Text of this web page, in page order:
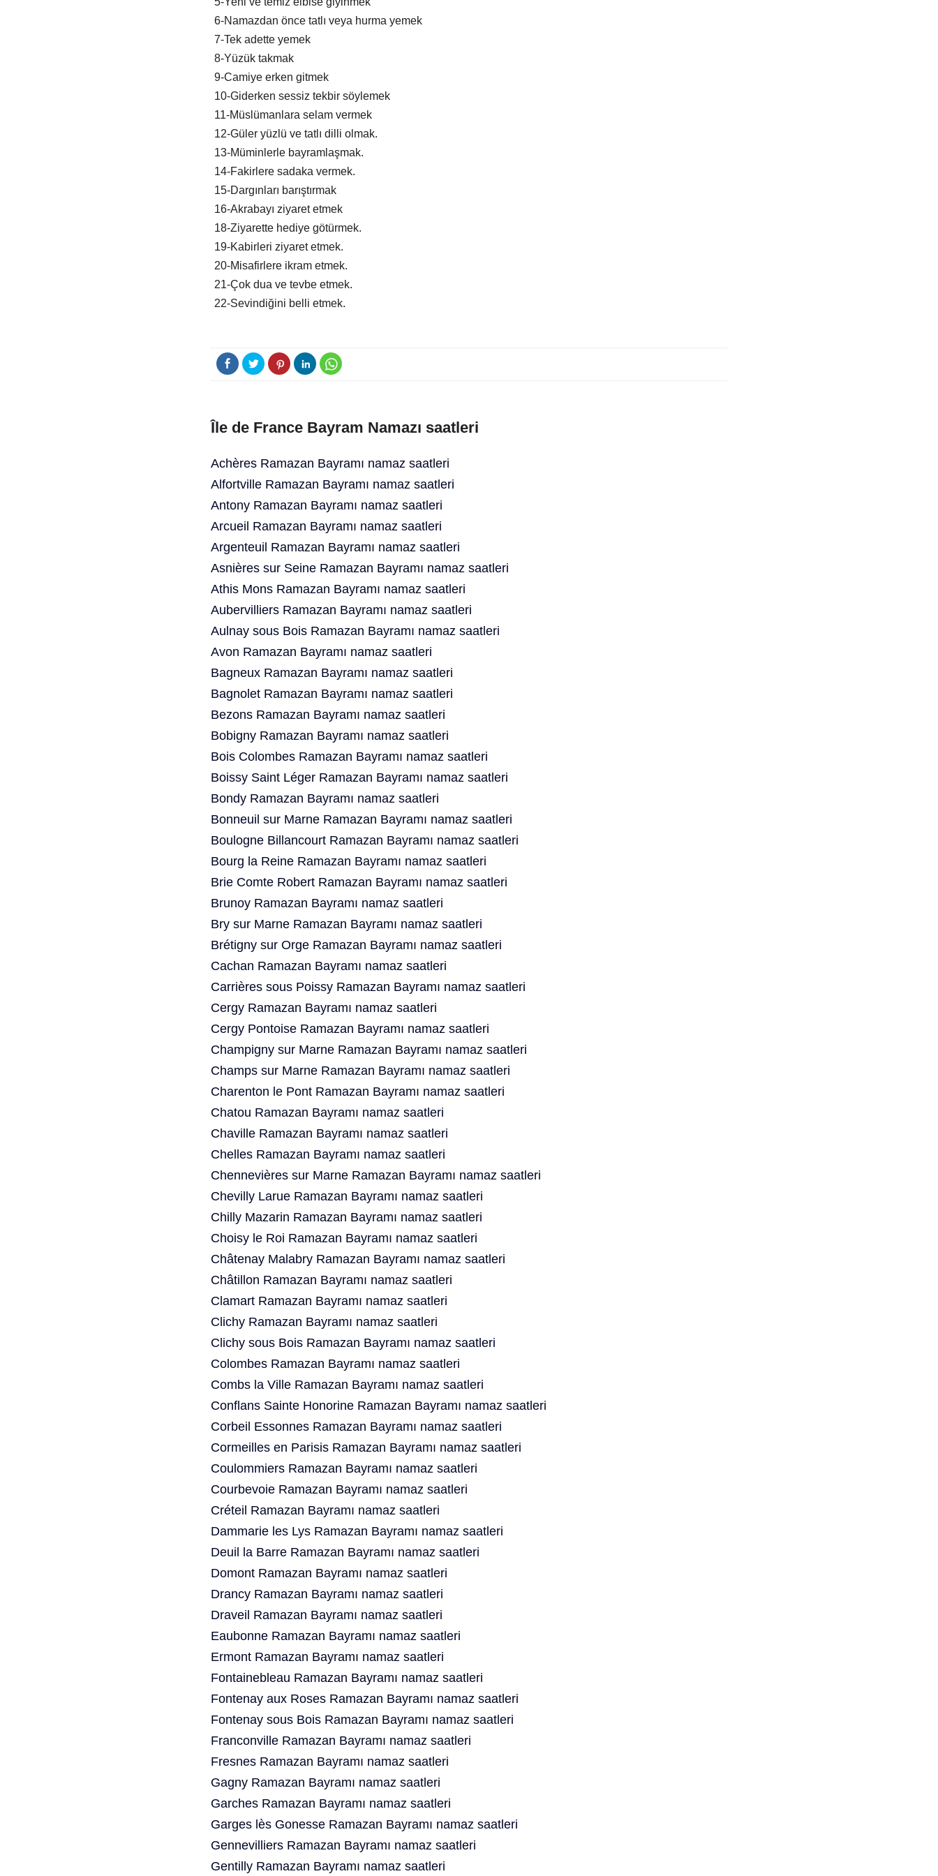
6-Namazdan önce tatlı veya hurma yemek
7-Tek adette yemek
8-Yüzük takmak
9-Camiye erken gitmek
10-Giderken sessiz tekbir söylemek
11-Müslümanlara selam vermek
12-Güler yüzlü ve tatlı dilli olmak.
13-Müminlerle bayramlaşmak.
14-Fakirlere sadaka vermek.
15-Dargınları barıştırmak
16-Akrabayı ziyaret etmek
18-Ziyarette hediye götürmek.
19-Kabirleri ziyaret etmek.
20-Misafirlere ikram etmek.
21-Çok dua ve tevbe etmek.
22-Sevindiğini belli etmek.
Île de France Bayram Namazı saatleri
Achères Ramazan Bayramı namaz saatleri
Alfortville Ramazan Bayramı namaz saatleri
Antony Ramazan Bayramı namaz saatleri
Arcueil Ramazan Bayramı namaz saatleri
Argenteuil Ramazan Bayramı namaz saatleri
Asnières sur Seine Ramazan Bayramı namaz saatleri
Athis Mons Ramazan Bayramı namaz saatleri
Aubervilliers Ramazan Bayramı namaz saatleri
Aulnay sous Bois Ramazan Bayramı namaz saatleri
Avon Ramazan Bayramı namaz saatleri
Bagneux Ramazan Bayramı namaz saatleri
Bagnolet Ramazan Bayramı namaz saatleri
Bezons Ramazan Bayramı namaz saatleri
Bobigny Ramazan Bayramı namaz saatleri
Bois Colombes Ramazan Bayramı namaz saatleri
Boissy Saint Léger Ramazan Bayramı namaz saatleri
Bondy Ramazan Bayramı namaz saatleri
Bonneuil sur Marne Ramazan Bayramı namaz saatleri
Boulogne Billancourt Ramazan Bayramı namaz saatleri
Bourg la Reine Ramazan Bayramı namaz saatleri
Brie Comte Robert Ramazan Bayramı namaz saatleri
Brunoy Ramazan Bayramı namaz saatleri
Bry sur Marne Ramazan Bayramı namaz saatleri
Brétigny sur Orge Ramazan Bayramı namaz saatleri
Cachan Ramazan Bayramı namaz saatleri
Carrières sous Poissy Ramazan Bayramı namaz saatleri
Cergy Ramazan Bayramı namaz saatleri
Cergy Pontoise Ramazan Bayramı namaz saatleri
Champigny sur Marne Ramazan Bayramı namaz saatleri
Champs sur Marne Ramazan Bayramı namaz saatleri
Charenton le Pont Ramazan Bayramı namaz saatleri
Chatou Ramazan Bayramı namaz saatleri
Chaville Ramazan Bayramı namaz saatleri
Chelles Ramazan Bayramı namaz saatleri
Chennevières sur Marne Ramazan Bayramı namaz saatleri
Chevilly Larue Ramazan Bayramı namaz saatleri
Chilly Mazarin Ramazan Bayramı namaz saatleri
Choisy le Roi Ramazan Bayramı namaz saatleri
Châtenay Malabry Ramazan Bayramı namaz saatleri
Châtillon Ramazan Bayramı namaz saatleri
Clamart Ramazan Bayramı namaz saatleri
Clichy Ramazan Bayramı namaz saatleri
Clichy sous Bois Ramazan Bayramı namaz saatleri
Colombes Ramazan Bayramı namaz saatleri
Combs la Ville Ramazan Bayramı namaz saatleri
Conflans Sainte Honorine Ramazan Bayramı namaz saatleri
Corbeil Essonnes Ramazan Bayramı namaz saatleri
Cormeilles en Parisis Ramazan Bayramı namaz saatleri
Coulommiers Ramazan Bayramı namaz saatleri
Courbevoie Ramazan Bayramı namaz saatleri
Créteil Ramazan Bayramı namaz saatleri
Dammarie les Lys Ramazan Bayramı namaz saatleri
Deuil la Barre Ramazan Bayramı namaz saatleri
Domont Ramazan Bayramı namaz saatleri
Drancy Ramazan Bayramı namaz saatleri
Draveil Ramazan Bayramı namaz saatleri
Eaubonne Ramazan Bayramı namaz saatleri
Ermont Ramazan Bayramı namaz saatleri
Fontainebleau Ramazan Bayramı namaz saatleri
Fontenay aux Roses Ramazan Bayramı namaz saatleri
Fontenay sous Bois Ramazan Bayramı namaz saatleri
Franconville Ramazan Bayramı namaz saatleri
Fresnes Ramazan Bayramı namaz saatleri
Gagny Ramazan Bayramı namaz saatleri
Garches Ramazan Bayramı namaz saatleri
Garges lès Gonesse Ramazan Bayramı namaz saatleri
Gennevilliers Ramazan Bayramı namaz saatleri
Gentilly Ramazan Bayramı namaz saatleri